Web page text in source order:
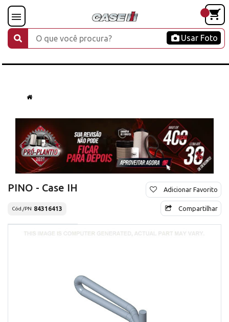
Usar Foto
PINO - Case IH
Cód./PN 84316413
Adicionar Favorito
Compartilhar